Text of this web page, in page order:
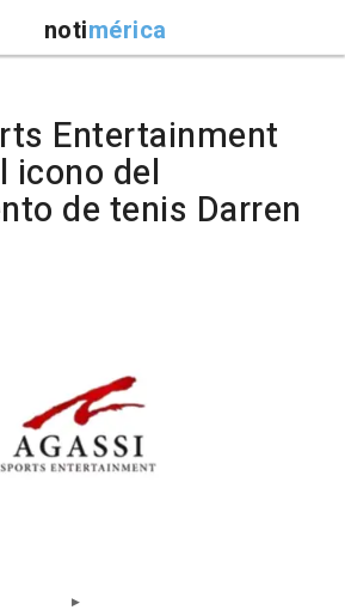
notimérica
Entertainment
icono del
de tenis Darren